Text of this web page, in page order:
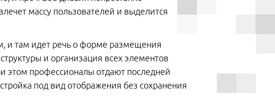
массу пользователей и выделится
и там идет речь о форме размещения
и организация всех элементов
этом профессионалы отдают последней
под вид отображения без сохранения